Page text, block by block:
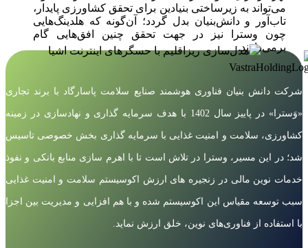
می‌تواند به زیرساختی بنیادین برای تحقق کشاورزی پایدار،
تاب‌آور و دانش‌بنیان بدل گردد؛ آن‌گونه که هلدینگ‌هایی
چون وسترا نیز در جهت تحقق چنین افق‌هایی گام
برمی‌دارند.
شرکت دانش بنیان فناوری هوشمند صنایع سلامت پاسارگاد با برند تجاری
«وَسترا» در پاییز سال 1402 با هدف سرمایه گذاری و نهادسازی در زمینه
کشاورزی، سلامت و امنیت غذایی با سرمایه گذاری بخش خصوصی تاسیس
شد؛ در این مسیر، وسترا در تلاش است تا با اهرم سازی منابع بانکی و نفوذ
خدمات نوین مالی در زنجیره های ارزش اکوسیستم سلامت و امنیت غذایی
سبب توسعه مقیاس این اکوسیستم شده و با هم افزایی و مدیریت بین اجزا
با استفاده از فناوری‌های نوین، خلق ارزش نماید.